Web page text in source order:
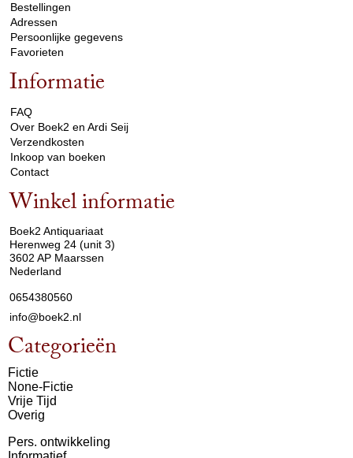
Bestellingen
Adressen
Persoonlijke gegevens
Favorieten
Informatie
FAQ
Over Boek2 en Ardi Seij
Verzendkosten
Inkoop van boeken
Contact
Winkel informatie
Boek2 Antiquariaat
Herenweg 24 (unit 3)
3602 AP Maarssen
Nederland
0654380560
info@boek2.nl
Categorieën
Fictie
None-Fictie
Vrije Tijd
Overig
Pers. ontwikkeling